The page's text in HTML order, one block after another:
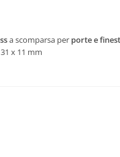
a scomparsa per porte e
x 11 mm